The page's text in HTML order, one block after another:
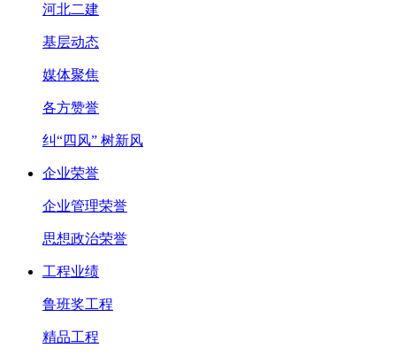
河北二建
基层动态
媒体聚焦
各方赞誉
纠“四风” 树新风
企业荣誉
企业管理荣誉
思想政治荣誉
工程业绩
鲁班奖工程
精品工程